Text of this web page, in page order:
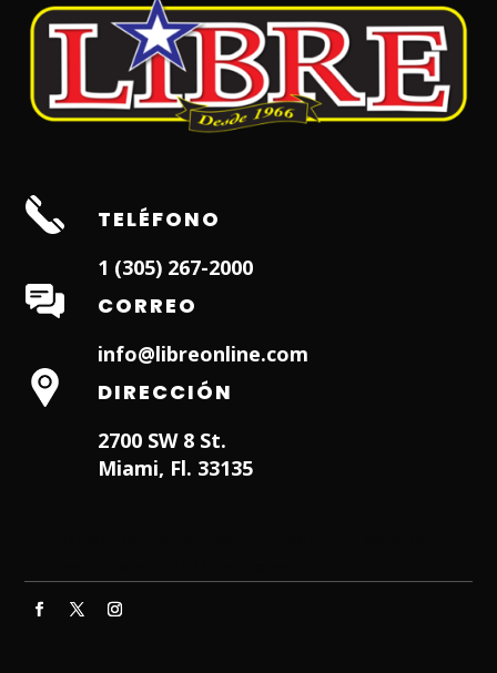
TELÉFONO
1 (305) 267-2000
CORREO
info@libreonline.com
DIRECCIÓN
2700 SW 8 St.
Miami, Fl. 33135